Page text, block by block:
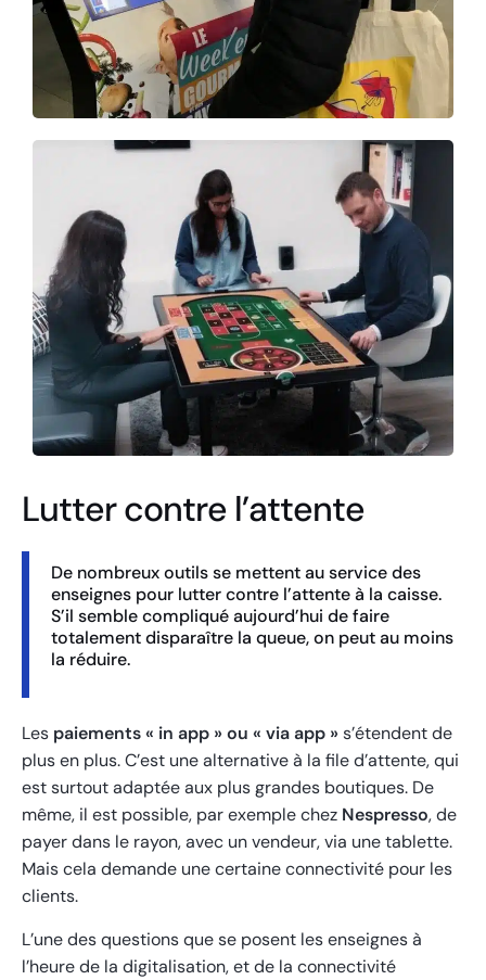
Lutter contre l’attente
De nombreux outils se mettent au service des
enseignes pour lutter contre l’attente à la caisse.
S’il semble compliqué aujourd’hui de faire
totalement disparaître la queue, on peut au moins
la réduire.
Les paiements « in app » ou « via app » s’étendent de
plus en plus. C’est une alternative à la file d’attente, qui
est surtout adaptée aux plus grandes boutiques. De
même, il est possible, par exemple chez Nespresso, de
payer dans le rayon, avec un vendeur, via une tablette.
Mais cela demande une certaine connectivité pour les
clients.
L’une des questions que se posent les enseignes à
l’heure de la digitalisation, et de la connectivité